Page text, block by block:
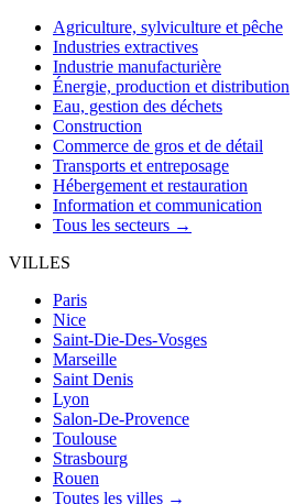
Agriculture, sylviculture et pêche
Industries extractives
Industrie manufacturière
Énergie, production et distribution
Eau, gestion des déchets
Construction
Commerce de gros et de détail
Transports et entreposage
Hébergement et restauration
Information et communication
Tous les secteurs →
VILLES
Paris
Nice
Saint-Die-Des-Vosges
Marseille
Saint Denis
Lyon
Salon-De-Provence
Toulouse
Strasbourg
Rouen
Toutes les villes →